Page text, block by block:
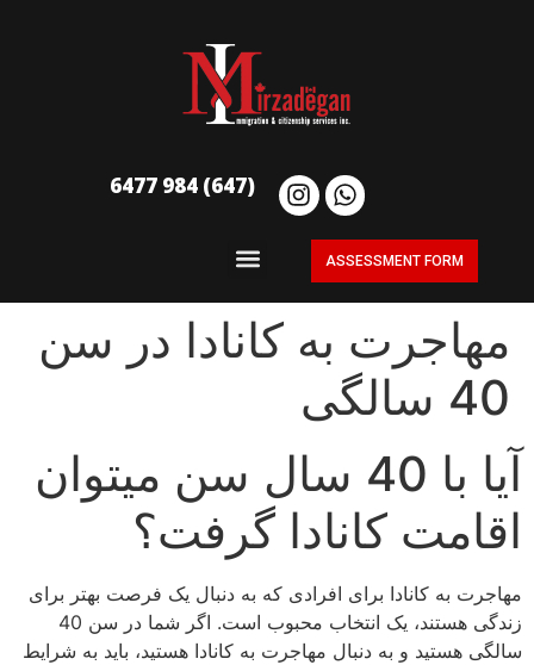
(647) 984 6477
ASSESSMENT FORM
مهاجرت به کانادا در سن
40 سالگی
آیا با 40 سال سن میتوان
اقامت کانادا گرفت؟
مهاجرت به کانادا برای افرادی که به دنبال یک فرصت بهتر برای
زندگی هستند، یک انتخاب محبوب است. اگر شما در سن 40
سالگی هستید و به دنبال مهاجرت به کانادا هستید، باید به شرایط